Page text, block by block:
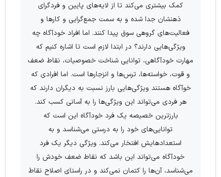
کمک بیشتری می‌کند تا از لایه‌های پایین و فردگرای
ذهنشان جدا شده و به سمت جمع‌گرایی و کارها و
فعالیت‌های گروهی سوق پیدا کنند. اما افراد خودآگاه چه
ویژگی‌هایی دارند؟ در ابتدا لازم است تا اشاره کنیم که
مهارت خودآگاهی، توانایی شناخت خصوصیات، نقاط ضعف
و قوت، خواسته‌ها، ترس‌ها و انزجارها است. اما افرادی که
خوآگاه هستند ویژگی‌هایی بارز نسبت به دیگران دارند که
هر فردی می‌تواند این ویژگی‌ها را به آسانی کسب کند.
بارزترین خصیصه یک فرد خودآگاه این است که
توانایی‌های خود را به درستی می‌شناسد و به
استعدادهایش افتخار می‌کند. ویژگی دیگر یک فرد
خودآگاه می‌تواند این باشد که نقاط ضعف خودش را
می‌شناسد، آن‌ها را کتمان نمی‌کند و در راستای اصلاح نقاط